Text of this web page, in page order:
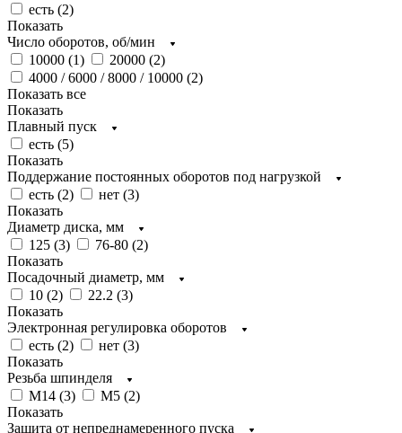
есть (2)
Показать
Число оборотов, об/мин
10000 (1) 20000 (2)
4000 / 6000 / 8000 / 10000 (2)
Показать все
Показать
Плавный пуск
есть (5)
Показать
Поддержание постоянных оборотов под нагрузкой
есть (2) нет (3)
Показать
Диаметр диска, мм
125 (3) 76-80 (2)
Показать
Посадочный диаметр, мм
10 (2) 22.2 (3)
Показать
Электронная регулировка оборотов
есть (2) нет (3)
Показать
Резьба шпинделя
М14 (3) М5 (2)
Показать
Защита от непреднамеренного пуска